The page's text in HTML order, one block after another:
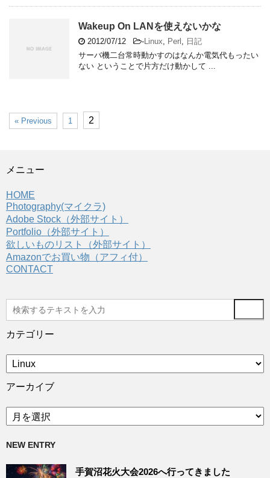
Wakeup On LANを使えないかな
2012/07/12 -Linux, Perl , 日記
サーバ機二台常時動かすのはなんか電気代もったい
ない ということで片方だけ動かして ...
« Previous 1 2
メニュー
HOME
Photography(マイクラ)
Adobe Stock（外部サイト）
Portfolio（外部サイト）
欲しいものリスト（外部サイト）
Amazonでお買い物（アフィ付）
CONTACT
カテゴリー
カ
テ
ゴ
ー
アーカイブ
ア
ー
イ
ブ
NEW ENTRY
手賀沼花火大会2026へ行ってきました